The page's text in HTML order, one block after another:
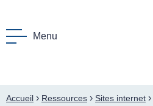
Menu
Accueil › Ressources › Sites internet ›